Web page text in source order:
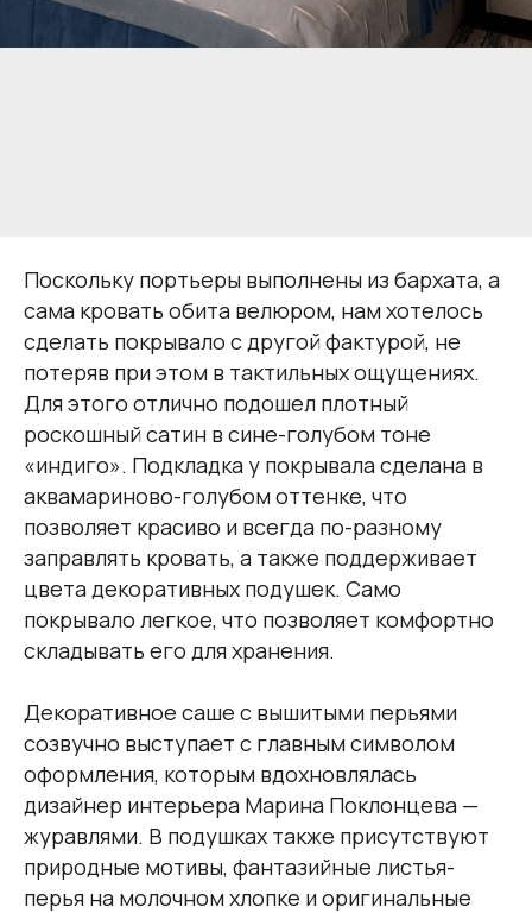
Поскольку портьеры выполнены из бархата, а
сама кровать обита велюром, нам хотелось
сделать покрывало с другой фактурой, не
потеряв при этом в тактильных ощущениях.
Для этого отлично подошел плотный
роскошный сатин в сине-голубом тоне
«индиго». Подкладка у покрывала сделана в
аквамариново-голубом оттенке, что
позволяет красиво и всегда по-разному
заправлять кровать, а также поддерживает
цвета декоративных подушек. Само
покрывало легкое, что позволяет комфортно
складывать его для хранения.
Декоративное саше с вышитыми перьями
созвучно выступает с главным символом
оформления, которым вдохновлялась
дизайнер интерьера Марина Поклонцева —
журавлями. В подушках также присутствуют
природные мотивы, фантазийные листья-
перья на молочном хлопке и оригинальные